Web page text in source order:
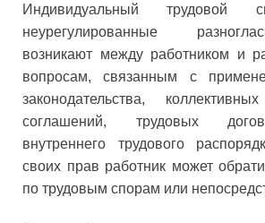
Индивидуальный
неурегулированные
возникают между работником и
вопросам, связанным с
законодательства,
соглашений, трудовых
внутреннего трудового
своих прав работник может
по трудовым спорам или